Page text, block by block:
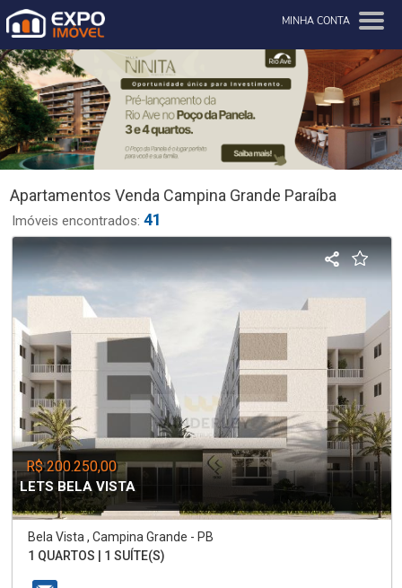
MINHA CONTA
Apartamentos Venda Campina Grande Paraíba
Imóveis encontrados:41
R$ 200.250,00
LETS BELA VISTA
Bela Vista , Campina Grande - PB
1 QUARTOS | 1 SUÍTE(S)